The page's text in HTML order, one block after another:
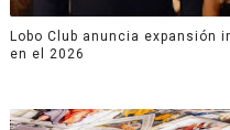
Lobo Club anuncia expansión
en el 2026